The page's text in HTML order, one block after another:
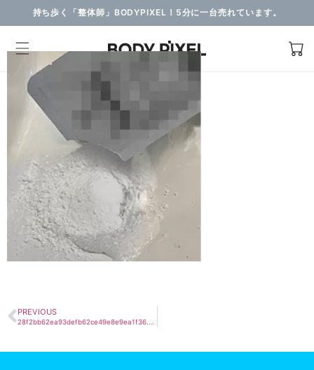
持ち歩く「整体師」BODYPIXEL！5分に一台売れています。
PREVIOUS
28f2bb62ea93defb62ce49e8e9ea1f36.png